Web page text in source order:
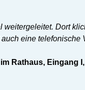
Dort
eine telefonische
Rathaus, Eingang